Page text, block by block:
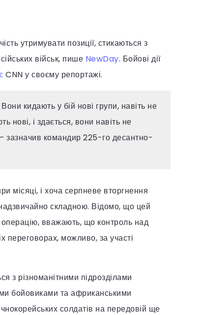
утримувати позиції, стикаються з
військ, пише NewDay. Бойові дії
CNN у своєму репортажі.
кидають у бій нові групи, навіть не
нові, і здається, вони навіть не
зазначив командир 225-го десантно-
місяці, і хоча серпневе вторгнення
складною. Відомо, що цей
операцію, вважають, що контроль над
можливо, за участі
з різноманітними підрозділами
бойовиками та африканськими
солдатів на передовій ще